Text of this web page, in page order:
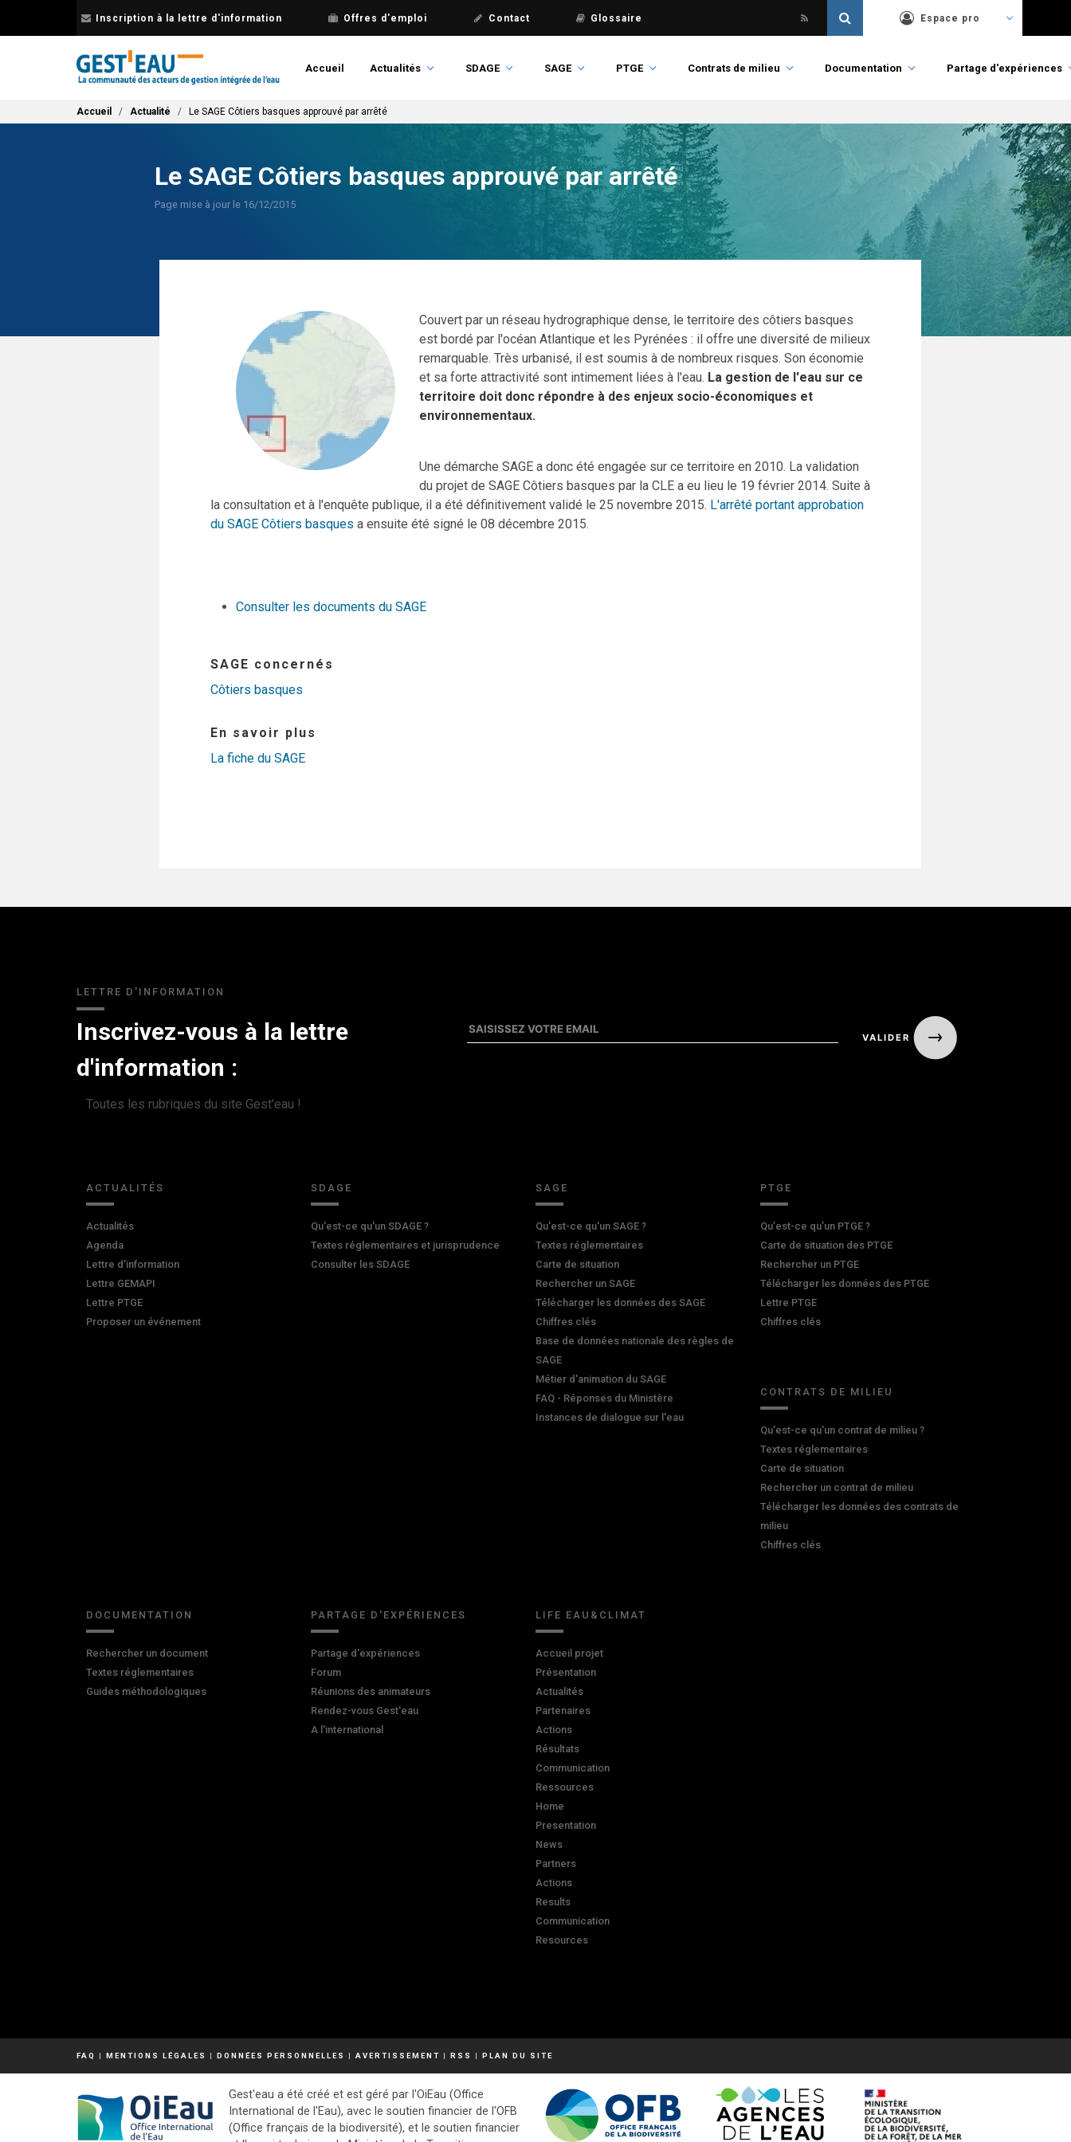
Inscription à la lettre d'information Offres d'emploi Contact Glossaire Espace pro
Accueil Actualités SDAGE SAGE PTGE Contrats de milieu Documentation Partage d'expériences
Fil d'Ariane
Accueil Actualité Le SAGE Côtiers basques approuvé par arrêté
Le SAGE Côtiers basques approuvé par arrêté
Page mise à jour le 16/12/2015
Couvert par un réseau hydrographique dense, le territoire des côtiers basques
est bordé par l'océan Atlantique et les Pyrénées : il offre une diversité de milieux
remarquable. Très urbanisé, il est soumis à de nombreux risques. Son économie
et sa forte attractivité sont intimement liées à l'eau. La gestion de l'eau sur ce
territoire doit donc répondre à des enjeux socio-économiques et
environnementaux.
Une démarche SAGE a donc été engagée sur ce territoire en 2010. La validation
du projet de SAGE Côtiers basques par la CLE a eu lieu le 19 février 2014. Suite à
la consultation et à l'enquête publique, il a été définitivement validé le 25 novembre 2015. L'arrêté portant approbation
du SAGE Côtiers basques a ensuite été signé le 08 décembre 2015.
Consulter les documents du SAGE
SAGE concernés
Côtiers basques
En savoir plus
La fiche du SAGE
LETTRE D'INFORMATION
Inscrivez-vous à la lettre
d'information :
Toutes les rubriques du site Gest'eau !
ACTUALITÉS
Actualités
Agenda
Lettre d'information
Lettre GEMAPI
Lettre PTGE
Proposer un événement
SDAGE
Qu'est-ce qu'un SDAGE ?
Textes réglementaires et jurisprudence
Consulter les SDAGE
SAGE
Qu'est-ce qu'un SAGE ?
Textes réglementaires
Carte de situation
Rechercher un SAGE
Télécharger les données des SAGE
Chiffres clés
Base de données nationale des règles de
SAGE
Métier d'animation du SAGE
FAQ - Réponses du Ministère
Instances de dialogue sur l'eau
PTGE
Qu’est-ce qu’un PTGE ?
Carte de situation des PTGE
Rechercher un PTGE
Télécharger les données des PTGE
Lettre PTGE
Chiffres clés
CONTRATS DE MILIEU
Qu'est-ce qu'un contrat de milieu ?
Textes réglementaires
Carte de situation
Rechercher un contrat de milieu
Télécharger les données des contrats de
milieu
Chiffres clés
DOCUMENTATION
Rechercher un document
Textes réglementaires
Guides méthodologiques
PARTAGE D'EXPÉRIENCES
Partage d'expériences
Forum
Réunions des animateurs
Rendez-vous Gest'eau
A l'international
LIFE EAU&CLIMAT
Accueil projet
Présentation
Actualités
Partenaires
Actions
Résultats
Communication
Ressources
Home
Presentation
News
Partners
Actions
Results
Communication
Resources
FAQ | MENTIONS LÉGALES | DONNÉES PERSONNELLES | AVERTISSEMENT | RSS | PLAN DU SITE
Gest'eau a été créé et est géré par l'OiEau (Office
International de l'Eau), avec le soutien financier de l'OFB
(Office français de la biodiversité), et le soutien financier